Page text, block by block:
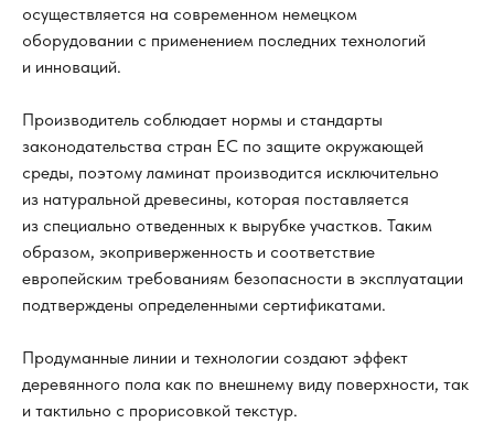
осуществляется на современном немецком
оборудовании с применением последних технологий
и инноваций.
Производитель соблюдает нормы и стандарты
законодательства стран ЕС по защите окружающей
среды, поэтому ламинат производится исключительно
из натуральной древесины, которая поставляется
из специально отведенных к вырубке участков. Таким
образом, экоприверженность и соответствие
европейским требованиям безопасности в эксплуатации
подтверждены определенными сертификатами.
Продуманные линии и технологии создают эффект
деревянного пола как по внешнему виду поверхности, так
и тактильно с прорисовкой текстур.